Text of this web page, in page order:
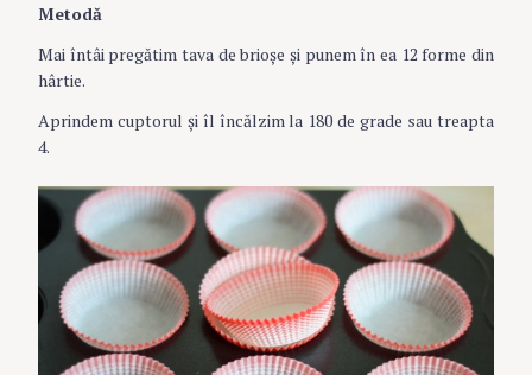
Metodă
Mai întâi pregătim tava de brioșe și punem în ea 12 forme din
hârtie.
Aprindem cuptorul și îl încălzim la 180 de grade sau treapta
4.